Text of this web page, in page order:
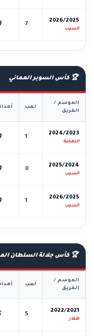
2026/2025
السيب
7
🏆 كأس السوبر العماني
الموسم /
الفريق
لعب
2024/2023
النهضة
1
2025/2024
السيب
0
2026/2025
السيب
1
🏆 كأس جلالة السلطان
الموسم /
الفريق
لعب
2022/2021
ظفار
5